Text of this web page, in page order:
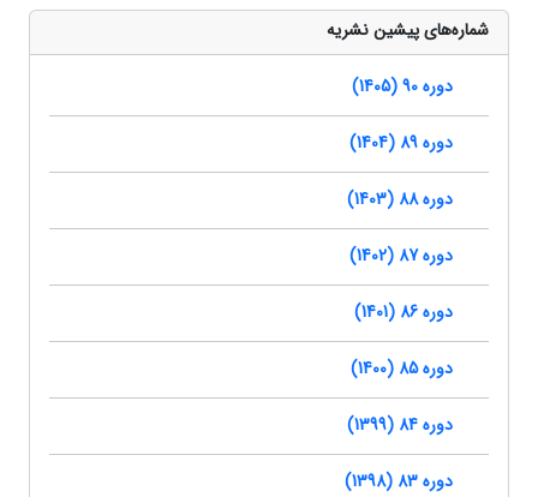
شماره‌های پیشین نشریه
دوره 90 (1405)
دوره 89 (1404)
دوره 88 (1403)
دوره 87 (1402)
دوره 86 (1401)
دوره 85 (1400)
دوره 84 (1399)
دوره 83 (1398)